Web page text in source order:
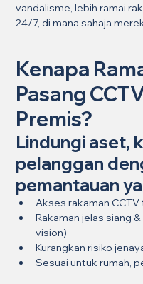
vandalisme, lebih ramai
24/7, di mana sahaja
Kenapa
Pasang
Premis?
Lindungi aset,
pelanggan
pemantauan
Akses rakaman
Rakaman jelas siang
vision)
Kurangkan risiko
Sesuai untuk rumah,